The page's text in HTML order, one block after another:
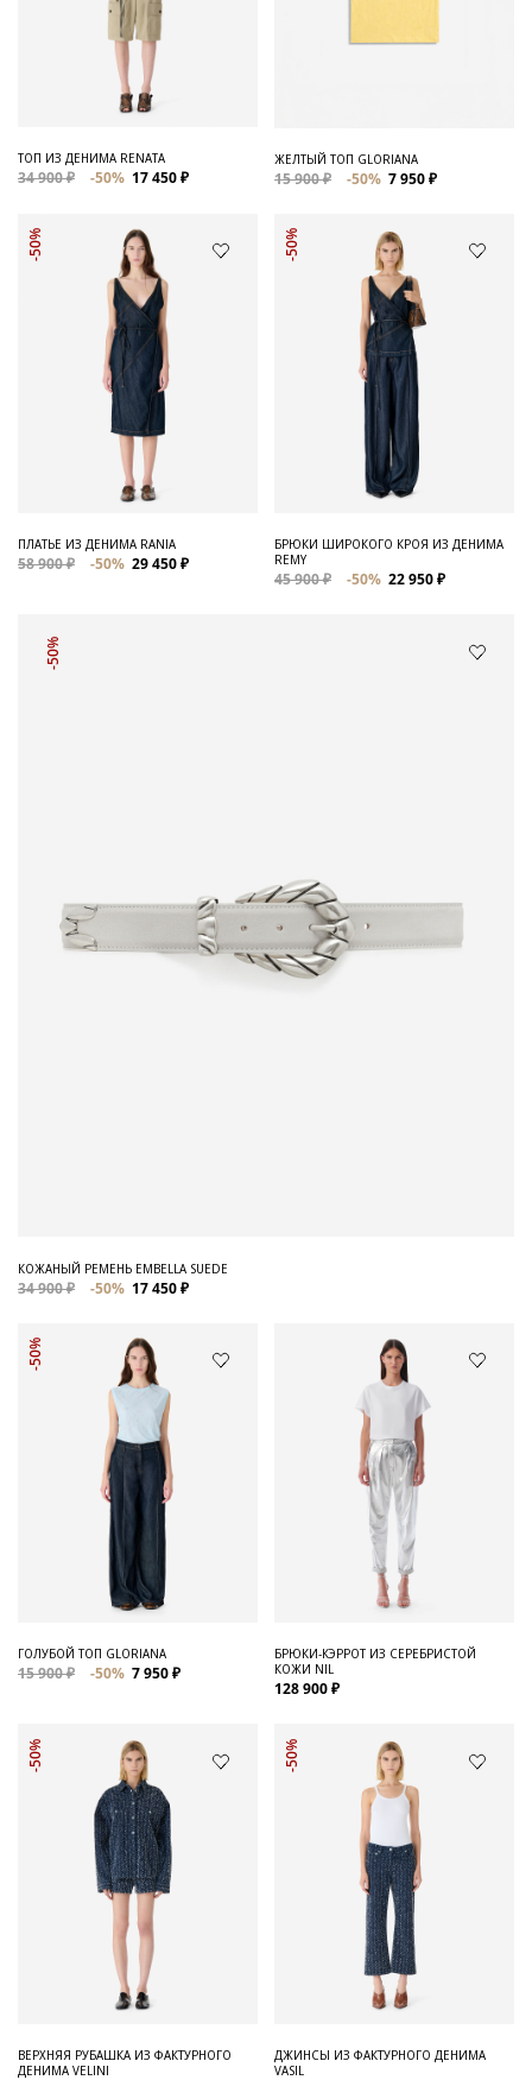
ТОП ИЗ ДЕНИМА RENATA
34 900 ₽ -50% 17 450 ₽
ЖЕЛТЫЙ ТОП GLORIANA
15 900 ₽ -50% 7 950 ₽
-50%
ПЛАТЬЕ ИЗ ДЕНИМА RANIA
58 900 ₽ -50% 29 450 ₽
-50%
БРЮКИ ШИРОКОГО КРОЯ ИЗ ДЕНИМА
REMY
45 900 ₽ -50% 22 950 ₽
-50%
КОЖАНЫЙ РЕМЕНЬ EMBELLA SUEDE
34 900 ₽ -50% 17 450 ₽
-50%
ГОЛУБОЙ ТОП GLORIANA
15 900 ₽ -50% 7 950 ₽
БРЮКИ-КЭРРОТ ИЗ СЕРЕБРИСТОЙ
КОЖИ NIL
128 900 ₽
-50%
ВЕРХНЯЯ РУБАШКА ИЗ ФАКТУРНОГО
ДЕНИМА VELINI
-50%
ДЖИНСЫ ИЗ ФАКТУРНОГО ДЕНИМА
VASIL